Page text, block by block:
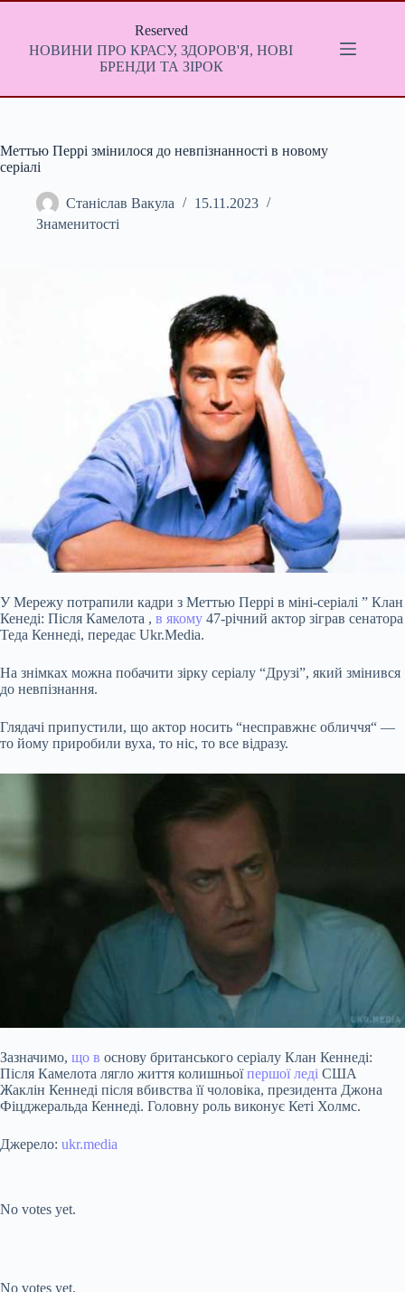
Перейти
Reserved
НОВИНИ ПРО КРАСУ, ЗДОРОВ'Я, НОВІ
БРЕНДИ ТА ЗІРОК
Меттью Перрі змінилося до невпізнанності в новому
серіалі
Станіслав Вакула
15.11.2023
Знаменитості
У Мережу потрапили кадри з Меттью Перрі в міні-серіалі ” Клан
Кенеді: Після Камелота , в якому 47-річний актор зіграв сенатора
Теда Кеннеді, передає Ukr.Media.
На знімках можна побачити зірку серіалу “Друзі”, який змінився
до невпізнання.
Глядачі припустили, що актор носить “несправжнє обличчя“ —
то йому приробили вуха, то ніс, то все відразу.
Зазначимо, що в основу британського серіалу Клан Кеннеді:
Після Камелота лягло життя колишньоїпершої леді США
Жаклін Кеннеді після вбивства її чоловіка, президента Джона
Фіцджеральда Кеннеді. Головну роль виконує Кеті Холмс.
Джерело: ukr.media
No votes yet.
No votes yet.